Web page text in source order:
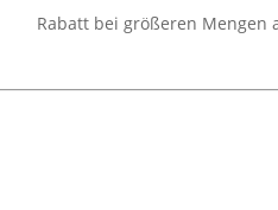
Rabatt bei größeren Mengen